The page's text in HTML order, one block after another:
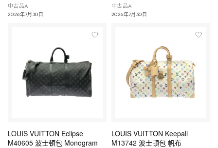
中古品A
2026年7月30日
中古品A
2026年7月30日
LOUIS VUITTON Eclipse
M40605 波士頓包 Monogram
LOUIS VUITTON Keepall
M13742 波士頓包 帆布